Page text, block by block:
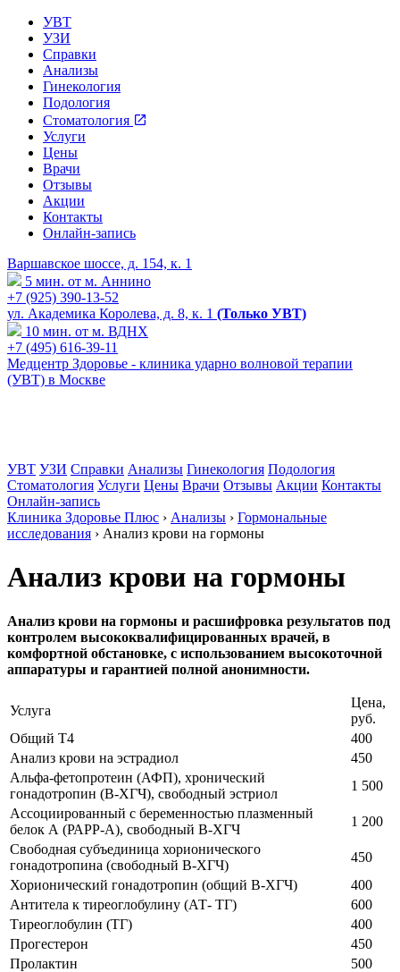
УВТ
УЗИ
Справки
Анализы
Гинекология
Подология
Стоматология
Услуги
Цены
Врачи
Отзывы
Акции
Контакты
Онлайн-запись
Варшавское шоссе, д. 154, к. 1
5 мин. от м. Аннино
+7 (925) 390-13-52
ул. Академика Королева, д. 8, к. 1 (Только УВТ)
10 мин. от м. ВДНХ
+7 (495) 616-39-11
Медцентр Здоровье - клиника ударно волновой терапии
(УВТ) в Москве
УВТ УЗИ Справки Анализы Гинекология Подология
Стоматология Услуги Цены Врачи Отзывы Акции Контакты
Онлайн-запись
Клиника Здоровье Плюс › Анализы › Гормональные
исследования › Анализ крови на гормоны
Анализ крови на гормоны
Анализ крови на гормоны и расшифровка результатов под
контролем высококвалифицированных врачей, в
комфортной обстановке, с использованием высокоточной
аппаратуры и гарантией полной анонимности.
Услуга
Цена,
руб.
Общий Т4
400
Анализ крови на эстрадиол
450
Альфа-фетопротеин (АФП), хронический
гонадотропин (В-ХГЧ), свободный эстриол
1 500
Ассоциированный с беременностью плазменный
белок А (РАРР-А), свободный В-ХГЧ
1 200
Свободная субъединица хорионического
гонадотропина (свободный В-ХГЧ)
450
Хорионический гонадотропин (общий В-ХГЧ)
400
Антитела к тиреоглобулину (АТ- ТГ)
600
Тиреоглобулин (ТГ)
400
Прогестерон
450
Пролактин
500